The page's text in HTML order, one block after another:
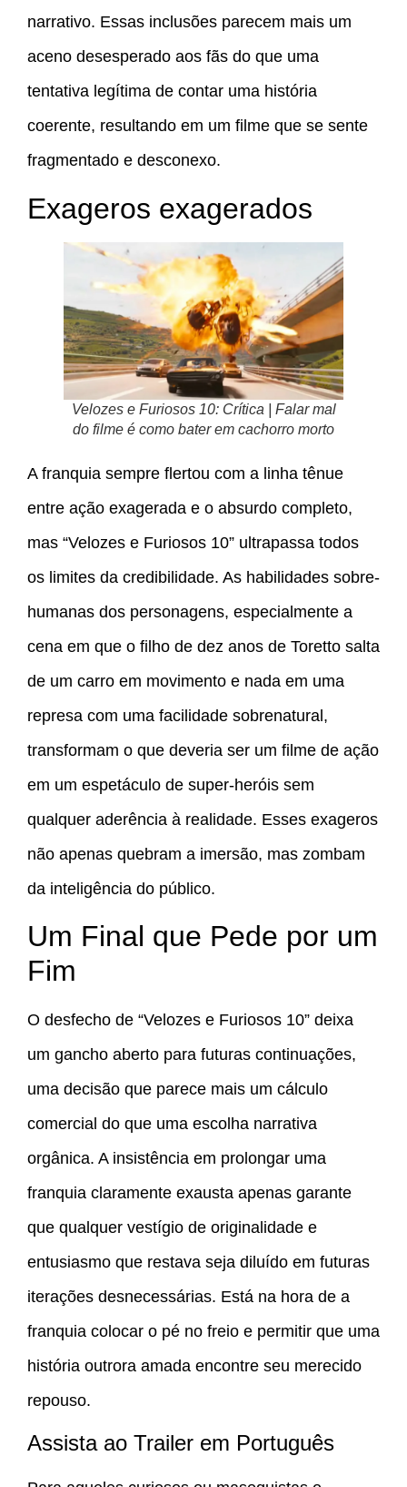
narrativo. Essas inclusões parecem mais um
aceno desesperado aos fãs do que uma
tentativa legítima de contar uma história
coerente, resultando em um filme que se sente
fragmentado e desconexo.
Exageros exagerados
Velozes e Furiosos 10: Crítica | Falar mal
do filme é como bater em cachorro morto
A franquia sempre flertou com a linha tênue
entre ação exagerada e o absurdo completo,
mas “Velozes e Furiosos 10” ultrapassa todos
os limites da credibilidade. As habilidades sobre-
humanas dos personagens, especialmente a
cena em que o filho de dez anos de Toretto salta
de um carro em movimento e nada em uma
represa com uma facilidade sobrenatural,
transformam o que deveria ser um filme de ação
em um espetáculo de super-heróis sem
qualquer aderência à realidade. Esses exageros
não apenas quebram a imersão, mas zombam
da inteligência do público.
Um Final que Pede por um
Fim
O desfecho de “Velozes e Furiosos 10” deixa
um gancho aberto para futuras continuações,
uma decisão que parece mais um cálculo
comercial do que uma escolha narrativa
orgânica. A insistência em prolongar uma
franquia claramente exausta apenas garante
que qualquer vestígio de originalidade e
entusiasmo que restava seja diluído em futuras
iterações desnecessárias. Está na hora de a
franquia colocar o pé no freio e permitir que uma
história outrora amada encontre seu merecido
repouso.
Assista ao Trailer em Português